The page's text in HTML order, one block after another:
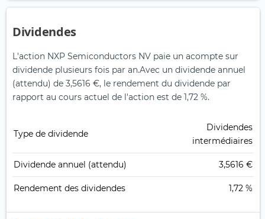
Dividendes
L'action NXP Semiconductors NV paie un acompte sur
dividende plusieurs fois par an.Avec un dividende annuel
(attendu) de 3,5616 €, le rendement du dividende par
rapport au cours actuel de l'action est de 1,72 %.
Type de dividende
Dividendes
intermédiaires
Dividende annuel (attendu) 3,5616 €
Rendement des dividendes 1,72 %